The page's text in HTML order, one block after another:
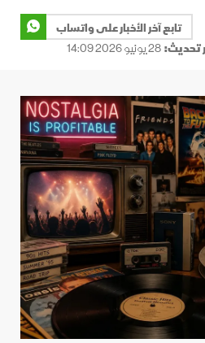
تابع آخر الأخبار على واتساب
تحديث:28 يونيو 2026 14:09